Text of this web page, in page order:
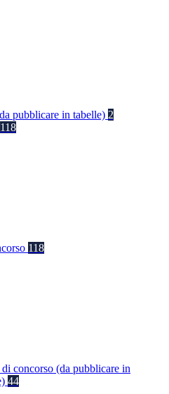
pubblicare in tabelle) 2
118
118
concorso (da pubblicare in
44